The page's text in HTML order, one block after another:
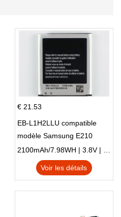
€ 21.53
EB-L1H2LLU compatible
modèle Samsung E210
E210K i939
2100mAh/7.98WH | 3.8V | Li-ion ...
Voir les détails